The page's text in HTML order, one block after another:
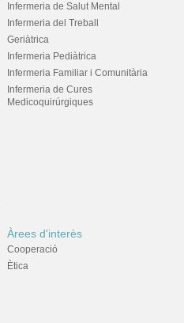
Infermeria de Salut Mental
Infermeria del Treball
Geriàtrica
Infermeria Pediàtrica
Infermeria Familiar i Comunitària
Infermeria de Cures
Medicoquirúrgiques
Àrees d'interès
Cooperació
Ètica